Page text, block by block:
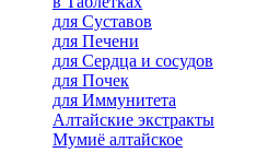
для Cуставов
для Печени
для Сердца и сосудов
для Почек
для Иммунитета
Алтайские экстракты
Мумиё алтайское